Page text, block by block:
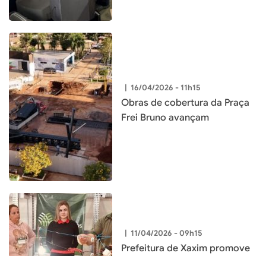
| 16/04/2026 - 11h15
Obras de cobertura da Praça
Frei Bruno avançam
| 11/04/2026 - 09h15
Prefeitura de Xaxim promove